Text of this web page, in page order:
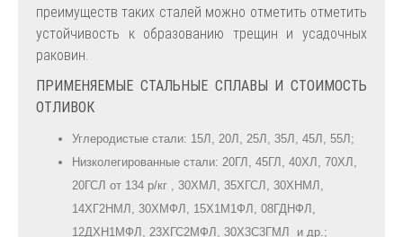
преимуществ таких сталей можно отметить отметить
устойчивость к образованию трещин и усадочных
раковин.
ПРИМЕНЯЕМЫЕ СТАЛЬНЫЕ СПЛАВЫ И СТОИМОСТЬ
ОТЛИВОК
Углеродистые стали: 15Л, 20Л, 25Л, 35Л, 45Л, 55Л;
Низколегированные стали: 20ГЛ, 45ГЛ, 40ХЛ, 70ХЛ,
20ГСЛ от 134 р/кг , 30ХМЛ, 35ХГСЛ, 30ХНМЛ,
14ХГ2НМЛ, 30ХМФЛ, 15Х1М1ФЛ, 08ГДНФЛ,
12ДХН1МФЛ, 23ХГС2МФЛ, 30Х3С3ГМЛ и др.;